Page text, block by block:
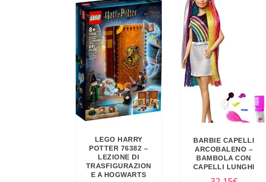
LEGO HARRY
POTTER 76382 –
LEZIONE DI
TRASFIGURAZION
E A HOGWARTS
BARBIE CAPELLI
ARCOBALENO –
BAMBOLA CON
CAPELLI LUNGHI